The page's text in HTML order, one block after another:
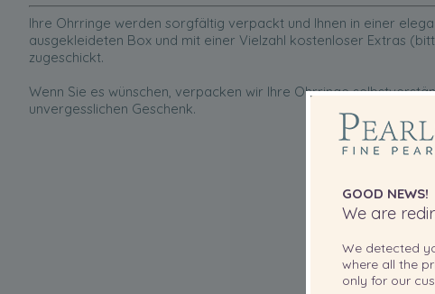
Ihre Ohrringe werden sorgfältig verpackt und Ihnen in einer
ausgekleideten Box und mit einer Vielzahl kostenloser Extras
zugeschickt.
Wenn Sie es wünschen, verpacken wir Ihre Ohrringe
unvergesslichen Geschenk.
GOOD NEWS!
We are
We detected
where all the
only for our